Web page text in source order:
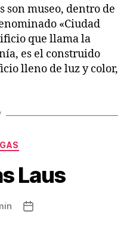
son museo, dentro de
«Ciudad
que llama la
es el construido
lleno de luz y color,
Laus
Fecha